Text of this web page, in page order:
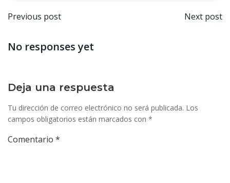
Navegación
por
entradas
Previous post Next post
No responses yet
Deja una respuesta
Tu dirección de correo electrónico no será publicada. Los
campos obligatorios están marcados con *
Comentario *